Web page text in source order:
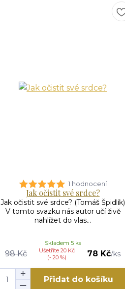
1 hodnocení
Jak očistit své srdce?
Jak očistit své srdce? (Tomáš Špidlík)
V tomto svazku nás autor učí živě
nahlížet do vlas...
98 Kč
Ušetříte 20 Kč
(- 20 %)
78 Kč/ks
Skladem 5 ks
Přidat do košíku